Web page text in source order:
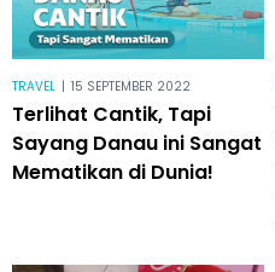
TRAVEL | 15 SEPTEMBER 2022
Terlihat Cantik, Tapi
Sayang Danau ini Sangat
Mematikan di Dunia!